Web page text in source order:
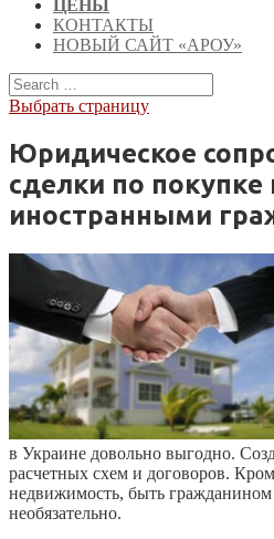
ЦЕНЫ
КОНТАКТЫ
НОВЫЙ САЙТ «АРОУ»
Выбрать страницу
Юридическое
сделки по
иностранными
в Украине довольно выгодно.
расчетных схем и договоров.
недвижимость, быть
необязательно.